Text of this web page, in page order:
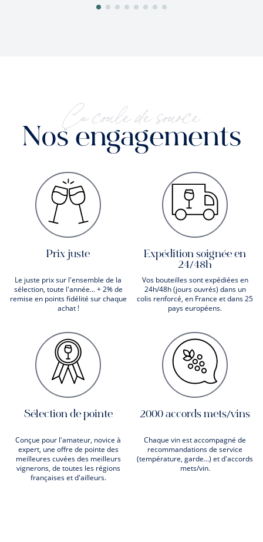
Ça coule de source
Nos engagements
Prix juste
Le juste prix sur l'ensemble de la
sélection, toute l'année... + 2% de
remise en points fidélité sur chaque
achat !
Expédition soignée en
24/48h
Vos bouteilles sont expédiées en
24h/48h (jours ouvrés) dans un
colis renforcé, en France et dans 25
pays européens.
Sélection de pointe
Conçue pour l'amateur, novice à
expert, une offre de pointe des
meilleures cuvées des meilleurs
vignerons, de toutes les régions
françaises et d'ailleurs.
2000 accords mets/vins
Chaque vin est accompagné de
recommandations de service
(température, garde...) et d'accords
mets/vin.